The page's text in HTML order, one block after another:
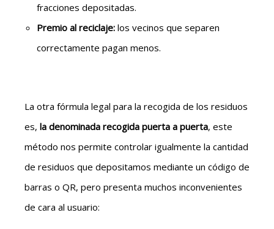
fracciones depositadas.
Premio al reciclaje: los vecinos que separen
correctamente pagan menos.
La otra fórmula legal para la recogida de los residuos
es, la denominada recogida puerta a puerta, este
método nos permite controlar igualmente la cantidad
de residuos que depositamos mediante un código de
barras o QR, pero presenta muchos inconvenientes
de cara al usuario: